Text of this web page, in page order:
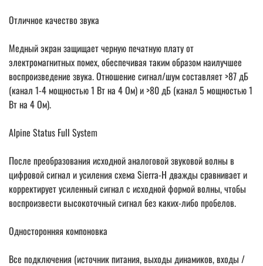
Отличное качество звука
Медный экран защищает черную печатную плату от
электромагнитных помех, обеспечивая таким образом наилучшее
воспроизведение звука. Отношение сигнал/шум составляет >87 дБ
(канал 1-4 мощностью 1 Вт на 4 Ом) и >80 дБ (канал 5 мощностью 1
Вт на 4 Ом).
Alpine Status Full System
После преобразования исходной аналоговой звуковой волны в
цифровой сигнал и усиления схема Sierra-H дважды сравнивает и
корректирует усиленный сигнал с исходной формой волны, чтобы
воспроизвести высокоточный сигнал без каких-либо пробелов.
Односторонняя компоновка
Все подключения (источник питания, выходы динамиков, входы /